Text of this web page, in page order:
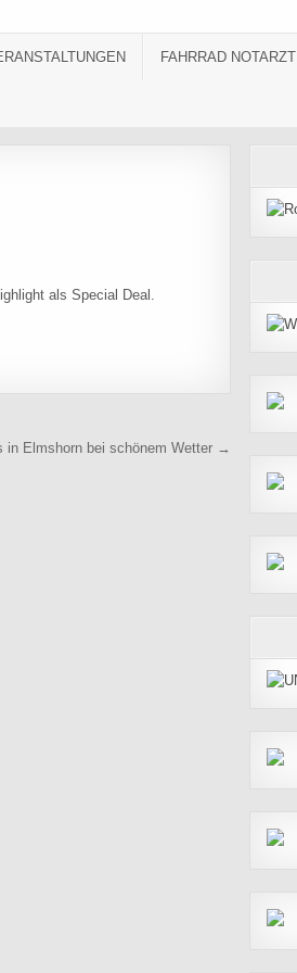
FAHRRAD NOTARZT
als Special Deal.
in Elmshorn bei schönem Wetter →